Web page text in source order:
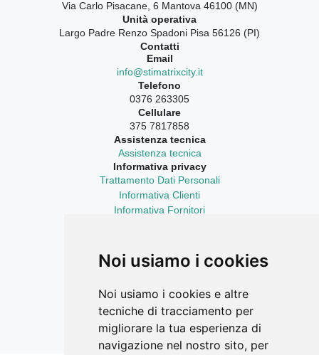
Noi usiamo i cookies
Noi usiamo i cookies e altre
tecniche di tracciamento per
migliorare la tua esperienza di
navigazione nel nostro sito, per
Via Carlo Pisacane, 6 Mantova 46100 (MN)
Unità operativa
Largo Padre Renzo Spadoni Pisa 56126 (PI)
Contatti
Email
info@stimatrixcity.it
Telefono
0376 263305
Cellulare
375 7817858
Assistenza tecnica
Assistenza tecnica
Informativa privacy
Trattamento Dati Personali
Informativa Clienti
Informativa Fornitori
LinkedIn
Facebook Ricerca Compravendite
Instagram
YouTube